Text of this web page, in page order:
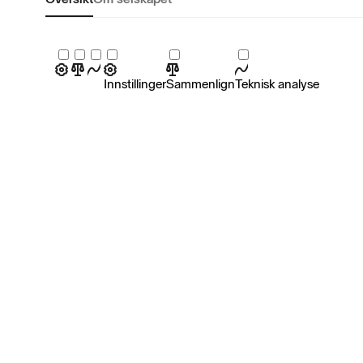
InnstillingerSammenlignTeknisk analyse